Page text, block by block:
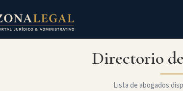
Directorio
Lista de abogados